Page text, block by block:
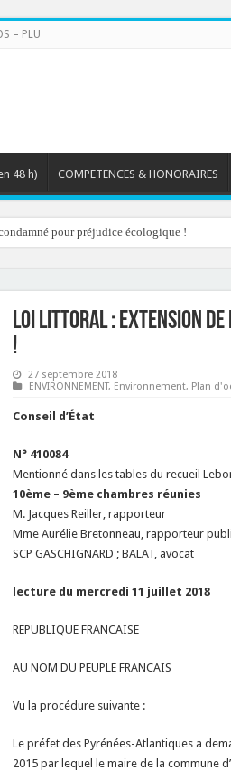
– PLU
48 h) COMPETENCES & HONORAIRES
pour préjudice écologique !
Loi littoral : extension de
!
27 septembre 2018
ENVIRONNEMENT, Environnement, Plan
Conseil d’État
N° 410084
Mentionné dans les tables du recueil
10ème – 9ème chambres réunies
M. Jacques Reiller, rapporteur
Mme Aurélie Bretonneau, rapporteur
SCP GASCHIGNARD ; BALAT, avocat
lecture du mercredi 11 juillet 2018
REPUBLIQUE FRANCAISE
AU NOM DU PEUPLE FRANCAIS
Vu la procédure suivante :
Le préfet des Pyrénées-Atlantiques a
2015 par lequel le maire de la commune